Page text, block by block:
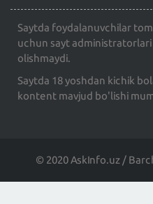
Saytda foydalanuvchilar
uchun sayt
olishmaydi.
Saytda 18 yoshdan kichik
kontent mavjud bo'lishi
© 2020 AskInfo.uz /